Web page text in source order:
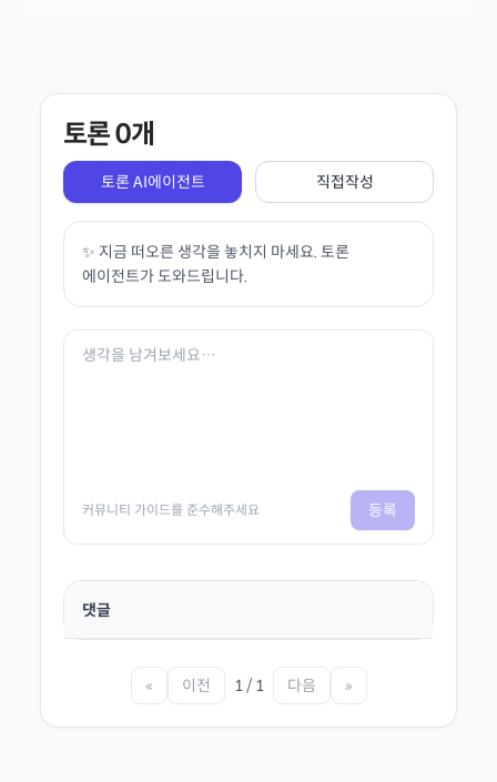
토론0개
토론 AI에이전트 직접작성
✨ 지금 떠오른 생각을 놓치지 마세요. 토론
에이전트가 도와드립니다.
커뮤니티 가이드를 준수해주세요 등록
댓글
« 이전 1 / 1 다음 »